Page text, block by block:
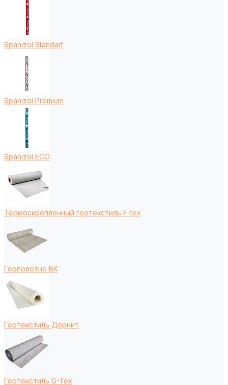
Spanizol Standart
Spanizol Premium
Spanizol ECO
Термоскреплённый геотекстиль F-tex
Геополотно ВК
Геотекстиль Дорнит
Геотекстиль G-Tex